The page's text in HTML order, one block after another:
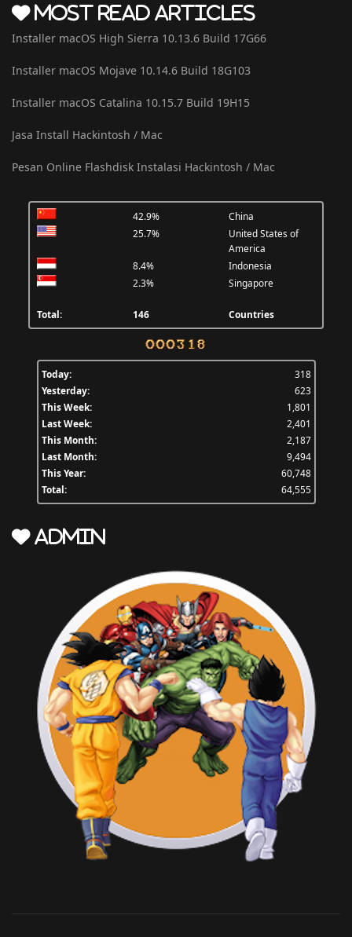
Most Read Articles
Installer macOS High Sierra 10.13.6 Build 17G66
Installer macOS Mojave 10.14.6 Build 18G103
Installer macOS Catalina 10.15.7 Build 19H15
Jasa Install Hackintosh / Mac
Pesan Online Flashdisk Instalasi Hackintosh / Mac
42.9%
China
25.7%
United States of
America
8.4%
Indonesia
2.3%
Singapore
Total: 146 Countries
Today:
318
Yesterday:
623
This Week:
1,801
Last Week:
2,401
This Month:
2,187
Last Month:
9,494
This Year:
60,748
Total:
64,555
Admin